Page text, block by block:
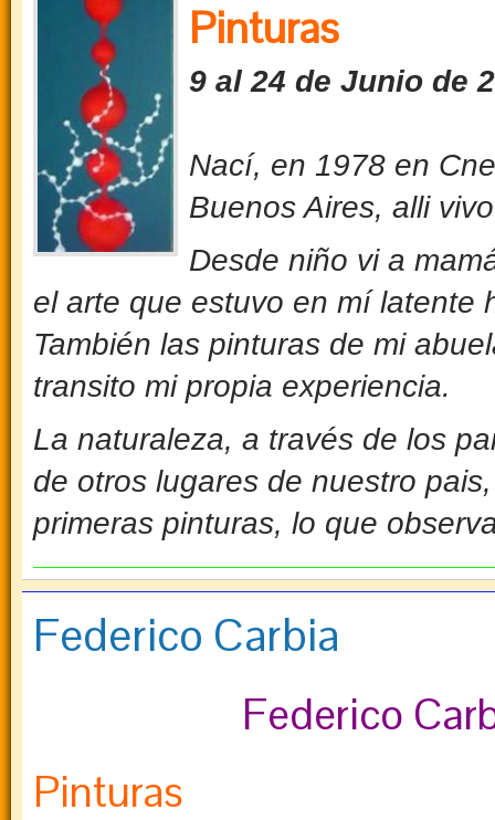
Pinturas
9 al 24 de Junio de
Nací, en 1978 en
Buenos Aires, alli
Desde niño vi a
el arte que estuvo en mí latente
También las pinturas de mi
transito mi propia experiencia.
La naturaleza, a través de los
de otros lugares de nuestro
primeras pinturas, lo que
Federico Carbia
Federico
Pinturas